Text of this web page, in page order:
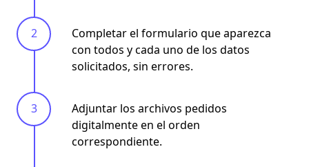
Completar el formulario que aparezca
con todos y cada uno de los datos
solicitados, sin errores.
Adjuntar los archivos pedidos
digitalmente en el orden
correspondiente.